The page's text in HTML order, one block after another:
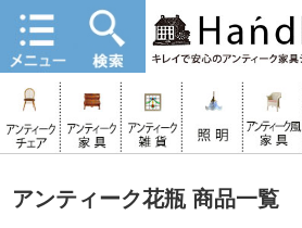
アンティーク花瓶 商品一覧